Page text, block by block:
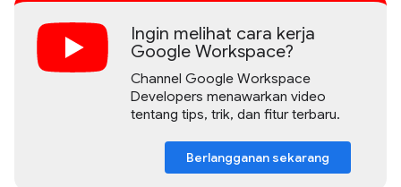
Ingin melihat cara kerja
Google Workspace?
Channel Google Workspace
Developers menawarkan video
tentang tips, trik, dan fitur terbaru.
Berlangganan sekarang